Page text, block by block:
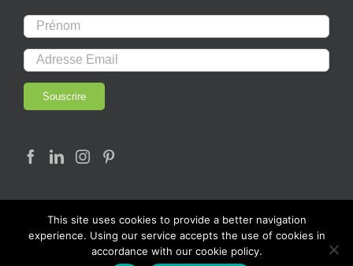
This site uses cookies to provide a better navigation
experience. Using our service accepts the use of cookies in
accordance with our cookie policy.